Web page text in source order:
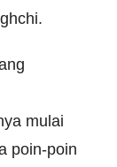
mulai
poin-poin